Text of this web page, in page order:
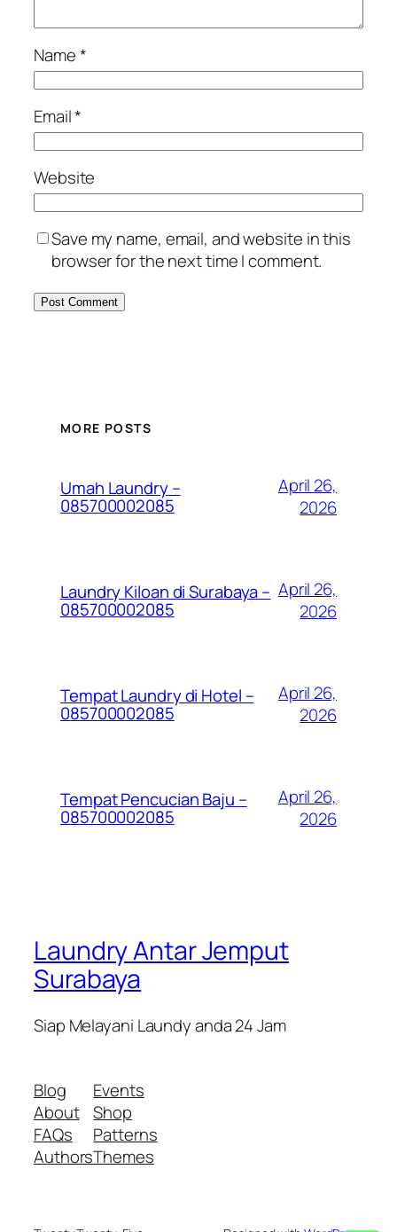
Name*
Email*
Website
Save my name, email, and website in this
browser for the next time I comment.
MORE POSTS
Umah Laundry –
085700002085
April 26,
2026
Laundry Kiloan di Surabaya –
085700002085
April 26,
2026
Tempat Laundry di Hotel –
085700002085
April 26,
2026
Tempat Pencucian Baju –
085700002085
April 26,
2026
Laundry Antar Jemput
Surabaya
Siap Melayani Laundy anda 24 Jam
Blog
About
FAQs
Authors
Events
Shop
Patterns
Themes